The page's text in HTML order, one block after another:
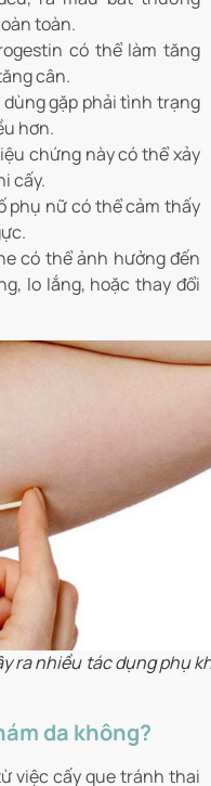
toàn.
có thể làm tăng
cân.
gặp phải tình trạng
hơn.
chứng này có thể xảy
cấy.
phụ nữ có thể cảm thấy
có thể ảnh hưởng đến
lo lắng, hoặc thay đổi
ra nhiều tác dụng phụ
da không?
việc cấy que tránh thai